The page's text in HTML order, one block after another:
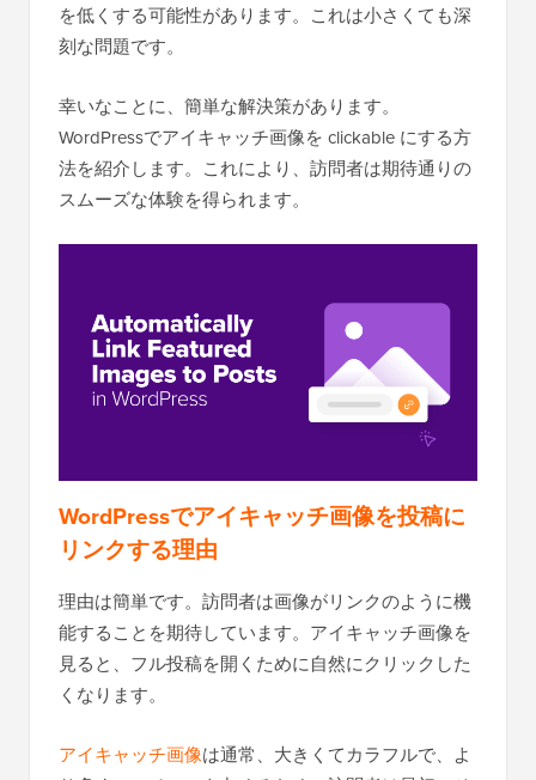
を低くする可能性があります。これは小さくても深
刻な問題です。
幸いなことに、簡単な解決策があります。
WordPressでアイキャッチ画像を clickable にする方
法を紹介します。これにより、訪問者は期待通りの
スムーズな体験を得られます。
WordPressでアイキャッチ画像を投稿に
リンクする理由
理由は簡単です。訪問者は画像がリンクのように機
能することを期待しています。アイキャッチ画像を
見ると、フル投稿を開くために自然にクリックした
くなります。
アイキャッチ画像は通常、大きくてカラフルで、よ